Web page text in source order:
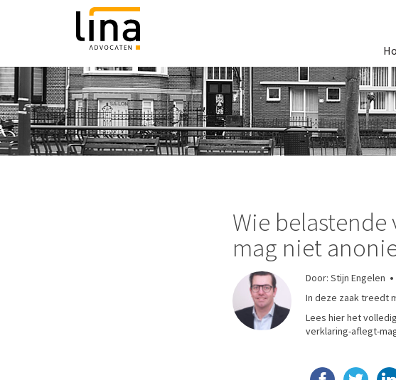
Wie
mag niet
Door: Stijn Engelen •
In deze zaak treedt
Lees hier het
verklaring-aflegt-